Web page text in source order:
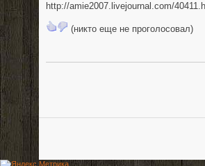
http://amie2007.livejournal.com/
(никто еще не проголосовал)